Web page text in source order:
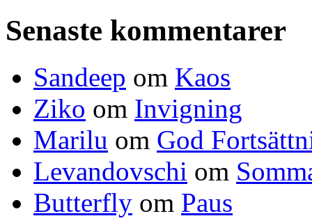
Senaste kommentarer
Sandeep om Kaos
Ziko om Invigning
Marilu om God
Levandovschi om
Butterfly om Paus